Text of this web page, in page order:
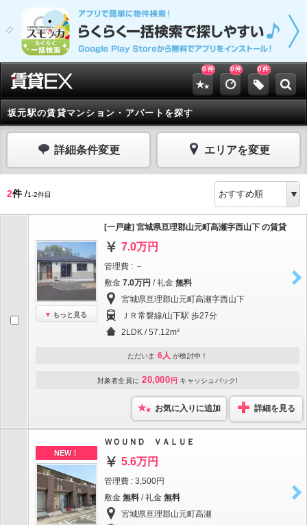
0 件 0件 0件
坂元駅の賃貸マンション・アパートを探す
詳細条件変更 エリアを変更
2件/1-2件目
もっと見る
[一戸建] 宮城県亘理郡山元町高瀬字西山下 の賃貸
7.0万円
管理費 : －
敷金 7.0万円 / 礼金 無料
宮城県亘理郡山元町高瀬字西山下
ＪＲ常磐線/山下駅 歩27分
2LDK / 57.12m²
ただいま 6人 が検討中！
対象者全員に 20,000 円 キャッシュバック!
お気に入りに追加 詳細を見る
NEW！
ＷＯＵＮＤ ＶＡＬＵＥ
5.6万円
管理費 : 3,500円
敷金 無料 / 礼金 無料
宮城県亘理郡山元町高瀬